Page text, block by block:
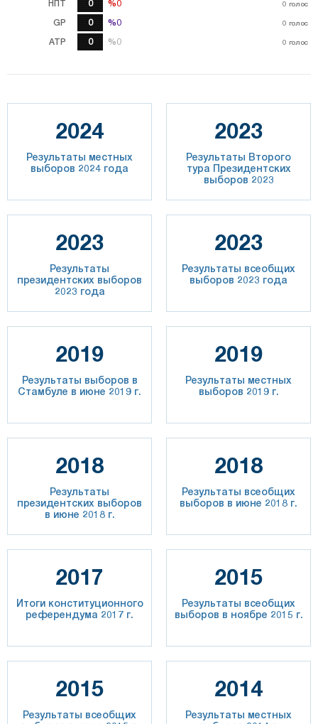
НПТ
GP
ATP
0
0
0
%0 0 голос
%0 0 голос
%0 0 голос
%0
%0
%0
2024
Результаты местных
выборов 2024 года
2023
Результаты Второго
тура Президентских
выборов 2023
2023
Результаты
президентских выборов
2023 года
2023
Результаты всеобщих
выборов 2023 года
2019
Результаты выборов в
Стамбуле в июне 2019 г.
2019
Результаты местных
выборов 2019 г.
2018
Результаты
президентских выборов
в июне 2018 г.
2018
Результаты всеобщих
выборов в июне 2018 г.
2017
Итоги конституционного
референдума 2017 г.
2015
Результаты всеобщих
выборов в ноябре 2015 г.
2015
Результаты всеобщих
2014
Результаты местных